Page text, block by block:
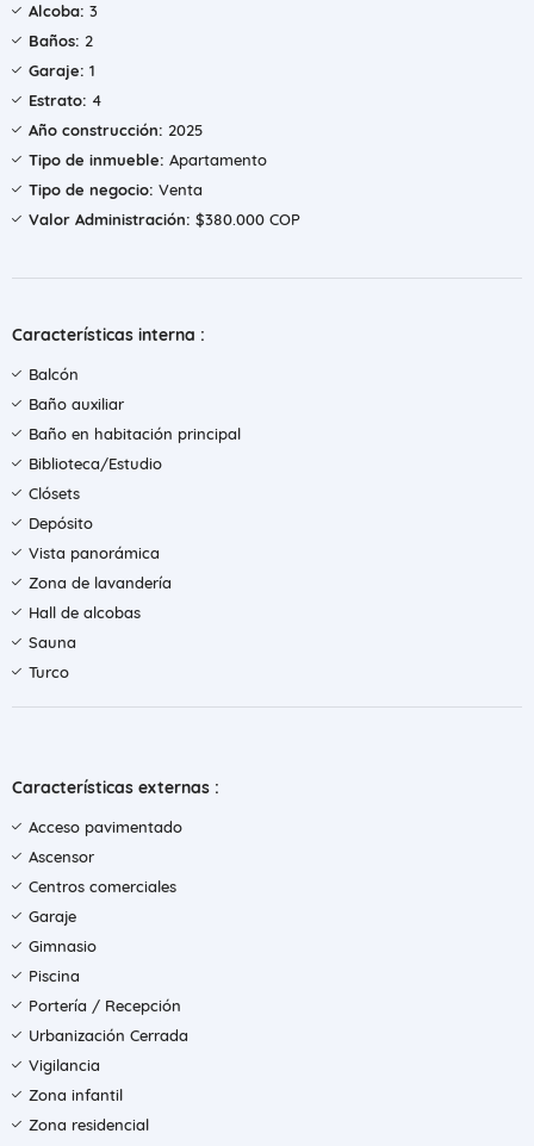
Alcoba: 3
Baños: 2
Garaje: 1
Estrato: 4
Año construcción: 2025
Tipo de inmueble: Apartamento
Tipo de negocio: Venta
Valor Administración: $380.000 COP
Características interna :
Balcón
Baño auxiliar
Baño en habitación principal
Biblioteca/Estudio
Clósets
Depósito
Vista panorámica
Zona de lavandería
Hall de alcobas
Sauna
Turco
Características externas :
Acceso pavimentado
Ascensor
Centros comerciales
Garaje
Gimnasio
Piscina
Portería / Recepción
Urbanización Cerrada
Vigilancia
Zona infantil
Zona residencial